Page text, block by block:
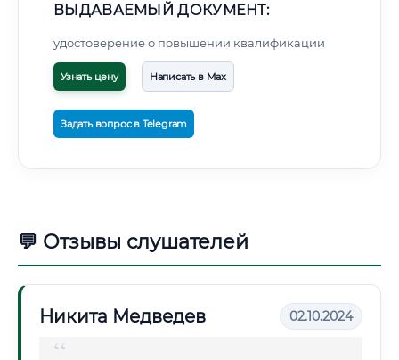
ВЫДАВАЕМЫЙ ДОКУМЕНТ:
удостоверение о повышении квалификации
Узнать цену Написать в Max
Задать вопрос в Telegram
💬 Отзывы слушателей
Никита Медведев 02.10.2024